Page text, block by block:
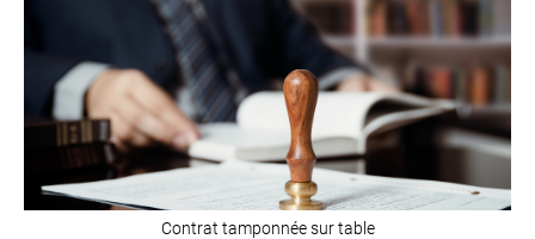
Contrat tamponnée sur table